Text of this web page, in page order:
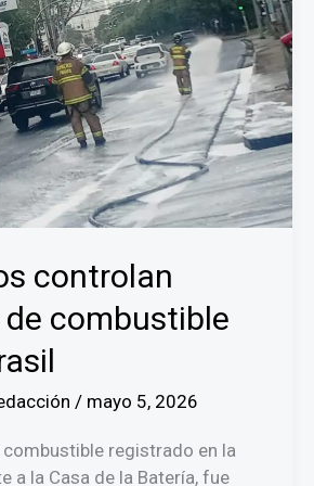
controlan
de combustible
/ mayo 5, 2026
combustible registrado en la
a la Casa de la Batería, fue